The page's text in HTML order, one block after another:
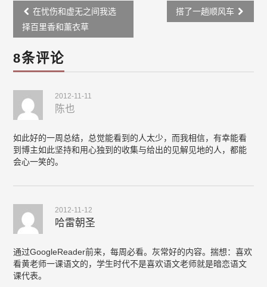
Post
navigation
在忧伤和虚无之间我选
择百里香和薰衣草
搭了一趟顺风车
8条评论
2012-11-11
陈也
如此好的一周总结，总觉能看到的人太少，而我相信，有幸能看
到博主如此坚持和用心独到的收集与给出的见解见地的人，都能
会心一笑的。
2012-11-12
哈雷朝圣
通过GoogleReader前来，每周必看。灰常好的内容。揣想：喜欢
看黄老师一课语文的，学生时代不是喜欢语文老师就是暗恋语文
课代表。